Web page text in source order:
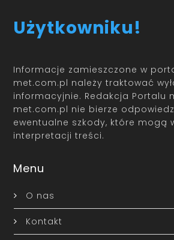
Użytkowniku!
Informacje zamieszczone w
met.com.pl należy traktować
informacyjnie. Redakcja Portalu
met.com.pl nie bierze
ewentualne szkody, które mogą
interpretacji treści.
Menu
O nas
Kontakt